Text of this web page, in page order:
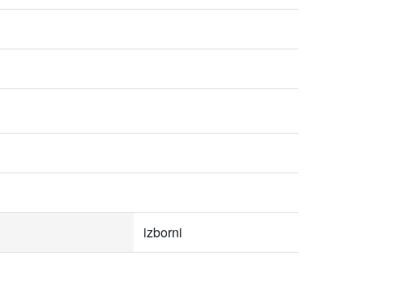
izborni